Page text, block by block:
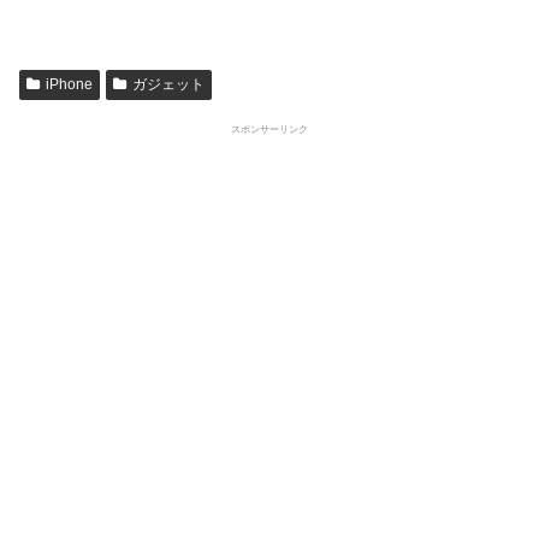
iPhone ガジェット
スポンサーリンク